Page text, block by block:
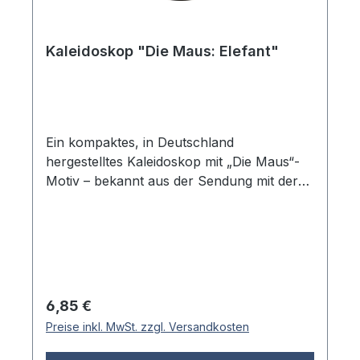
Kaleidoskop "Die Maus: Elefant"
Ein kompaktes, in Deutschland
hergestelltes Kaleidoskop mit „Die Maus“-
Motiv – bekannt aus der Sendung mit der
kaleidoskopische Muster der gespiegelten
Umgebung. Die Optik erzeugt symmetrische
Spiegelungen, die sich je nach Blickrichtung
verändern. Das handliche Format eignet
Regulärer Preis:
6,85 €
Preise inkl. MwSt. zzgl. Versandkosten